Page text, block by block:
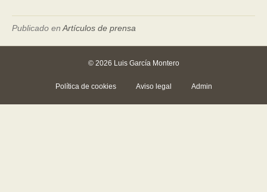
Publicado en Artículos de prensa
© 2026 Luis García Montero
Política de cookies Aviso legal Admin